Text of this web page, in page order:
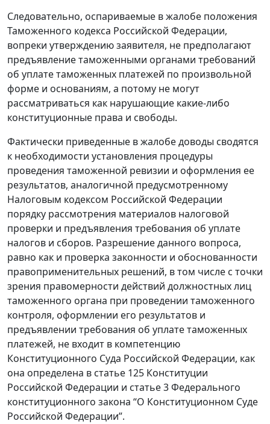
Следовательно, оспариваемые в жалобе положения
Таможенного кодекса Российской Федерации,
вопреки утверждению заявителя, не предполагают
предъявление таможенными органами требований
об уплате таможенных платежей по произвольной
форме и основаниям, а потому не могут
рассматриваться как нарушающие какие-либо
конституционные права и свободы.
Фактически приведенные в жалобе доводы сводятся
к необходимости установления процедуры
проведения таможенной ревизии и оформления ее
результатов, аналогичной предусмотренному
Налоговым кодексом Российской Федерации
порядку рассмотрения материалов налоговой
проверки и предъявления требования об уплате
налогов и сборов. Разрешение данного вопроса,
равно как и проверка законности и обоснованности
правоприменительных решений, в том числе с точки
зрения правомерности действий должностных лиц
таможенного органа при проведении таможенного
контроля, оформлении его результатов и
предъявлении требования об уплате таможенных
платежей, не входит в компетенцию
Конституционного Суда Российской Федерации, как
она определена в статье 125 Конституции
Российской Федерации и статье 3 Федерального
конституционного закона “О Конституционном Суде
Российской Федерации”.